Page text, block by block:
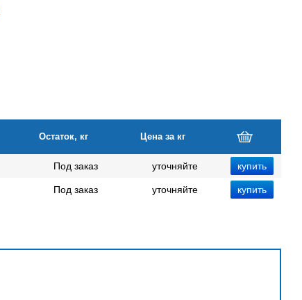
Остаток, кг Цена за кг
Под заказ уточняйте
Под заказ уточняйте